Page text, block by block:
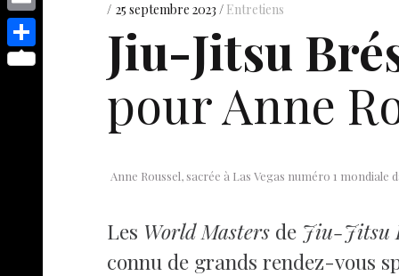
25 septembre 2023 Entretiens
Jiu-Jitsu
pour Anne
Anne Roussel, sacrée à Las Vegas numéro 1 mondiale
Les World Masters de Jiu-Jitsu
connu de grands rendez-vous
p
e
s
d
I
e
n
y
p
e
o
p
E
m
S